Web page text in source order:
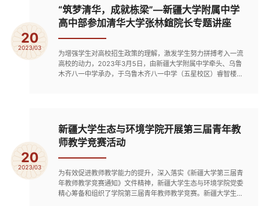
全体教师...
20
2023/03
“筑梦清华，成就栋梁”—新疆大学附属中学
高中部参加清华大学张林鍹院长专题讲座
为增强学生对高校招生政策的理解，激发学生努力拼搏考入一流
高校的动力，2023年3月5日，由新疆大学附属中学牵头、乌鲁
木齐八一中学承办，于乌鲁木齐八一中学（五星校区）睿智楼六
讲座...
20
2023/03
新疆大学生态与环境学院开展第三届青年教
师教学竞赛活动
为有效促进教师教学能力的提升，深入落实《新疆大学第三届青
年教师教学竞赛通知》文件精神，新疆大学生态与环境学院党委
精心筹备和组织了学院第三届青年教师教学竞赛。新疆大学生态